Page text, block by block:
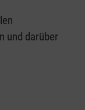
und darüber